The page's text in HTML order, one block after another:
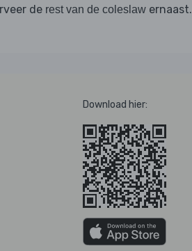
de rest van de coleslaw ernaast.
Download hier: